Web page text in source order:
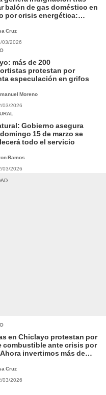
balón de gas doméstico en
por crisis energética:
Cruz
03/2026
más de 200
protestan por
especulación en grifos
Moreno
03/2026
Gobierno asegura
15 de marzo se
todo el servicio
Ramos
03/2026
en Chiclayo protestan por
combustible ante crisis por
invertimos más de
Cruz
03/2026